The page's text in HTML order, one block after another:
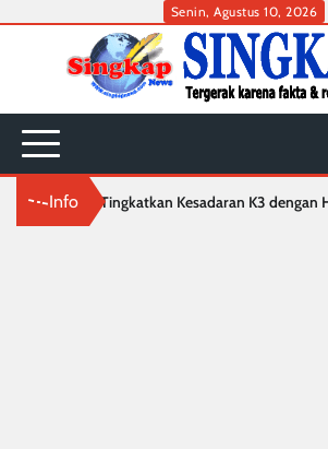
Senin, Agustus 10, 2026
InfoKesadaran K3 dengan HSSE Run 2025